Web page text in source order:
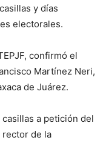
y días
electorales.
confirmó el
Martínez Neri,
de Juárez.
a petición del
rector de la